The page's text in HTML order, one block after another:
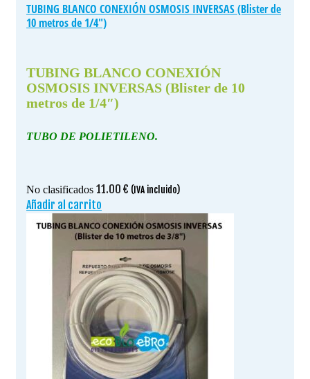
TUBING BLANCO CONEXIÓN OSMOSIS INVERSAS (Blister de
10 metros de 1/4″)
TUBING BLANCO CONEXIÓN
OSMOSIS INVERSAS (Blister de 10
metros de 1/4″)
TUBO DE POLIETILENO.
No clasificados 11.00 € (IVA incluido)
Añadir al carrito